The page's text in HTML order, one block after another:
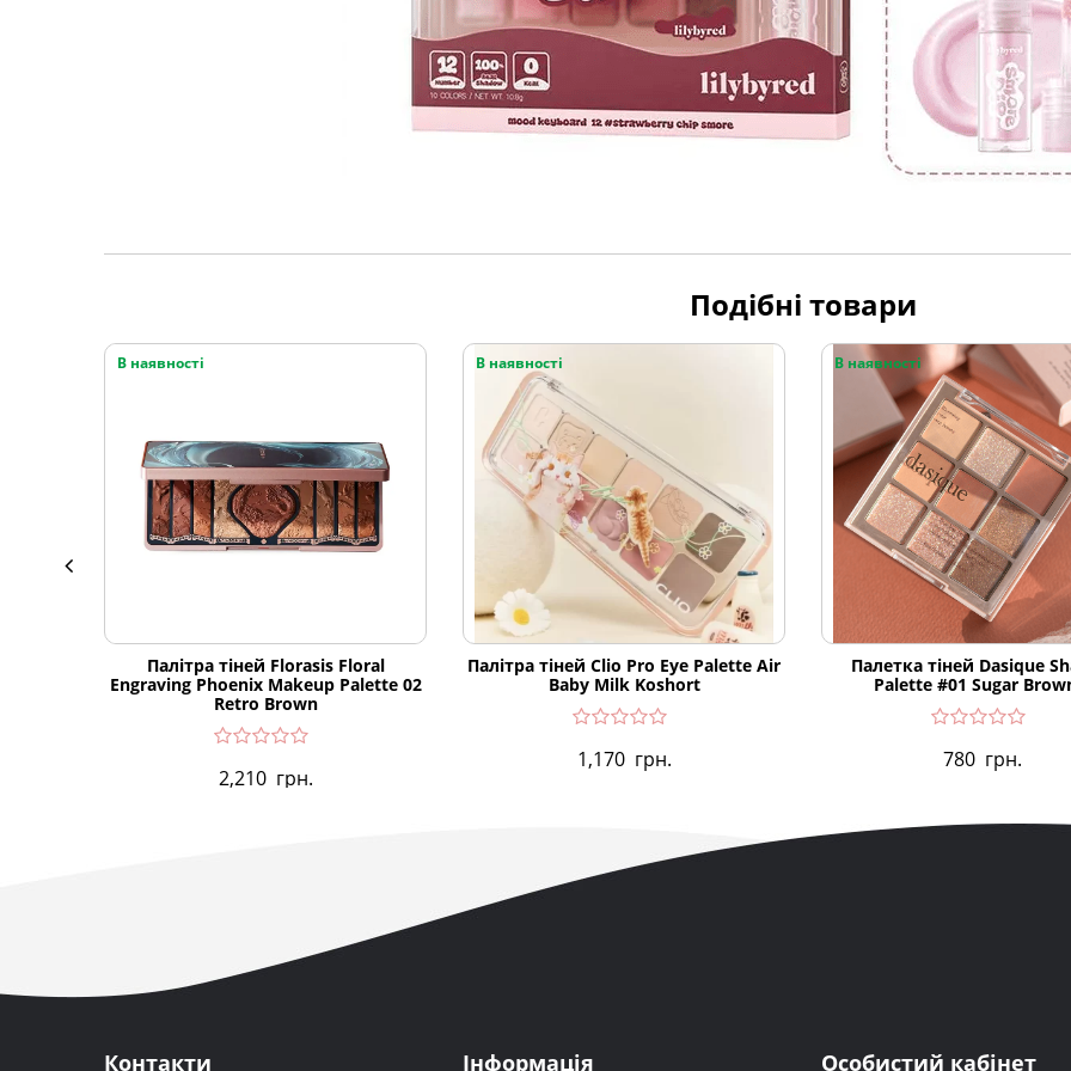
Подібні товари
В наявності
Палітра тіней Florasis Floral
Engraving Phoenix Makeup Palette 02
Retro Brown
2,210 грн.
В наявності
Палітра тіней Clio Pro Eye Palette Air
Baby Milk Koshort
1,170 грн.
В наявності
Палетка тіней Dasique
Palette #01 Sugar
780 грн.
Контакти Інформація Особистий кабінет